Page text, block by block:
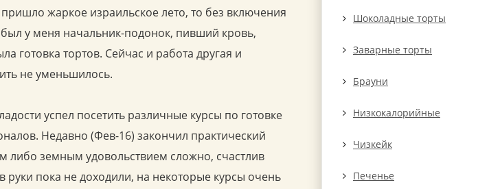
жаркое израильское лето, то без включения
у меня начальник-подонок, пивший кровь,
готовка тортов. Сейчас и работа другая и
не уменьшилось.
успел посетить различные курсы по готовке
Недавно (Фев-16) закончил практический
либо земным удовольствием сложно, счастлив
руки пока не доходили, на некоторые курсы очень
Шоколадные торты
Заварные торты
Брауни
Низкокалорийные
Чизкейк
Печенье